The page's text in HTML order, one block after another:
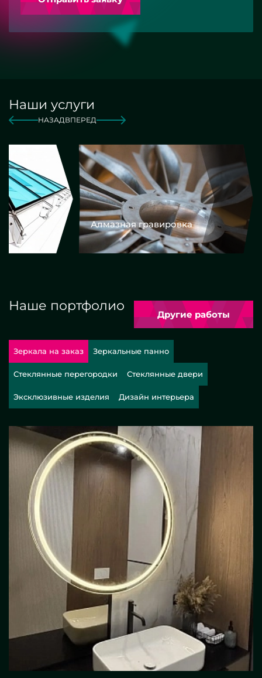
Наши услуги
НАЗАДВПЕРЕД
Алмазная гравировка
Наше портфолио
Другие работы
Зеркала на заказ Зеркальные панно
Стеклянные перегородки Стеклянные двери
Эксклюзивные изделия Дизайн интерьера